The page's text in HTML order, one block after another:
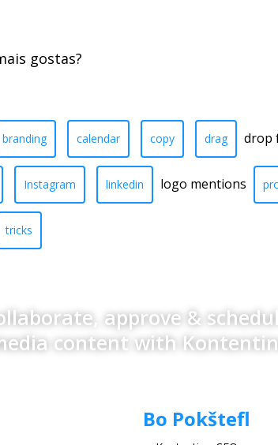
gostas?
branding calendar copy drag drop
Instagram linkedin logo mentions
tricks
approve &
content with
Bo Pokštefl